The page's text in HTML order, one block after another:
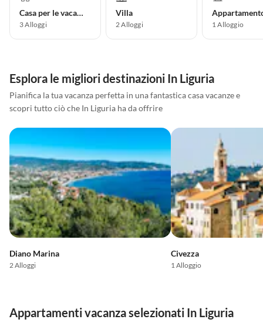
Casa per le vacanze
3Alloggi
Villa
2Alloggi 1Alloggio
Esplora le migliori destinazioni In Liguria
Pianifica la tua vacanza perfetta in una fantastica casa vacanze e
scopri tutto ciò che In Liguria ha da offrire
Diano Marina
2 Alloggi
Civezza
1 Alloggio
Appartamenti vacanza selezionati In Liguria